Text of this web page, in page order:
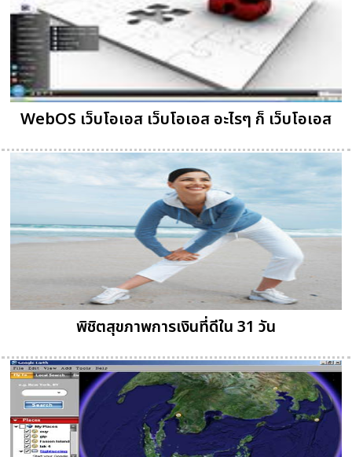
WebOS เว็บโอเอส เว็บโอเอส อะไรๆ ก็ เว็บโอเอส
พิชิตสุขภาพการเงินที่ดีใน 31 วัน